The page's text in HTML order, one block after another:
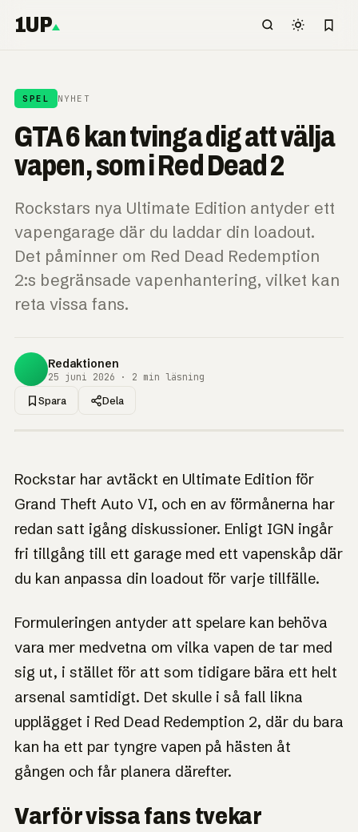
1UP
SPEL NYHET
GTA 6 kan tvinga dig att välja
vapen, som i Red Dead 2
Rockstars nya Ultimate Edition antyder ett
vapengarage där du laddar din loadout.
Det påminner om Red Dead Redemption
2:s begränsade vapenhantering, vilket kan
reta vissa fans.
Redaktionen
25 juni 2026 · 2 min läsning
Spara Dela
GTA 6 kan tvinga
dig att välja vapen,
som i Red Dead 2
Ett vapengarage antyder att du måste välja loadout,
precis som i Red Dead 2.
Rockstar har avtäckt en Ultimate Edition för
Grand Theft Auto VI, och en av förmånerna har
redan satt igång diskussioner. Enligt IGN ingår
fri tillgång till ett garage med ett vapenskåp där
du kan anpassa din loadout för varje tillfälle.
Formuleringen antyder att spelare kan behöva
vara mer medvetna om vilka vapen de tar med
sig ut, i stället för att som tidigare bära ett helt
arsenal samtidigt. Det skulle i så fall likna
upplägget i Red Dead Redemption 2, där du bara
kan ha ett par tyngre vapen på hästen åt
gången och får planera därefter.
Varför vissa fans tvekar